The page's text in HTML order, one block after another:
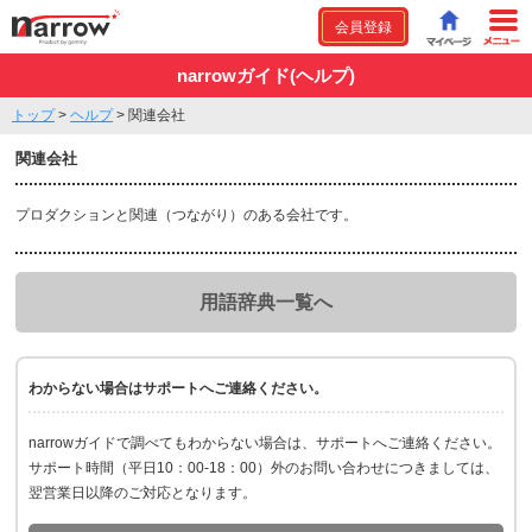
会員登録
narrowガイド(ヘルプ)
トップ> ヘルプ> 関連会社
関連会社
プロダクションと関連（つながり）のある会社です。
用語辞典一覧へ
わからない場合はサポートへご連絡ください。
narrowガイドで調べてもわからない場合は、サポートへご連絡ください。
サポート時間（平日10：00-18：00）外のお問い合わせにつきましては、
翌営業日以降のご対応となります。